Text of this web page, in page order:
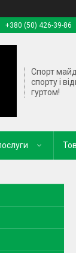
+380 (50) 426-39-86
Спорт
спорту і
гуртом!